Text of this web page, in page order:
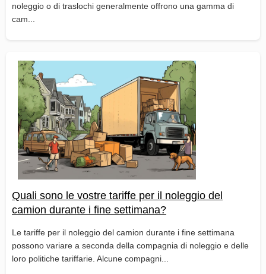
noleggio o di traslochi generalmente offrono una gamma di
cam...
Quali sono le vostre tariffe per il noleggio del
camion durante i fine settimana?
Le tariffe per il noleggio del camion durante i fine settimana
possono variare a seconda della compagnia di noleggio e delle
loro politiche tariffarie. Alcune compagni...